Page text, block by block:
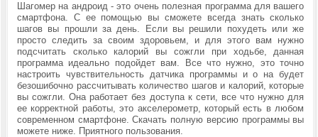
Шагомер на андроид - это очень полезная программа для вашего
смартфона. С ее помощью вы сможете всегда знать сколько
шагов вы прошли за день. Если вы решили похудеть или же
просто следить за своим здоровьем, и для этого вам нужно
подсчитать сколько калорий вы сожгли при ходьбе, данная
программа идеально подойдет вам. Все что нужно, это точно
настроить чувствительность датчика программы и о на будет
безошибочно рассчитывать количество шагов и калорий, которые
вы сожгли. Она работает без доступа к сети, все что нужно для
ее корректной работы, это акселерометр, который есть в любом
современном смартфоне. Скачать полную версию программы вы
можете ниже. Приятного пользования.